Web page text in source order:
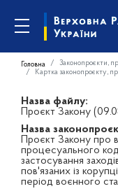
Головна Законопроєкти,
Картка законопроєкту,
Назва файлу:
Проєкт Закону
Назва
Проєкт Закону про
процесуального
застосування
пов'язаних із
період воєнного